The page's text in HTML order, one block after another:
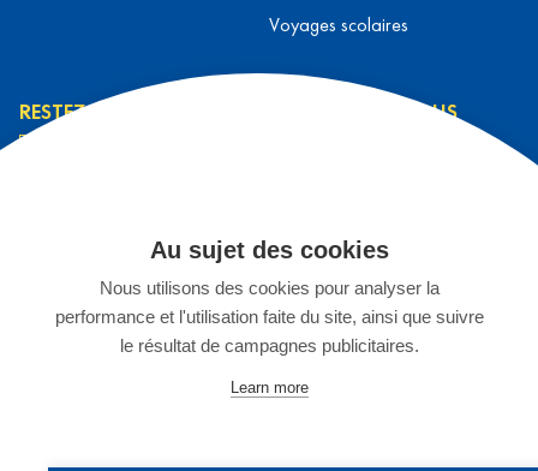
Voyages scolaires
RESTEZ INFORMÉ
confidentialité *
JE M'INSCRIS
CONTACTEZ-NOUS
S'inscrire à un séjour
Espace Enseignants
Stage chez L&T
02 899 75 15
Au sujet des cookies
Nous utilisons des cookies pour analyser la
performance et l'utilisation faite du site, ainsi que suivre
le résultat de campagnes publicitaires.
Learn more